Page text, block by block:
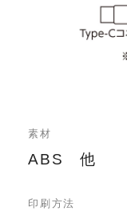
素材
ABS 他
印刷方法